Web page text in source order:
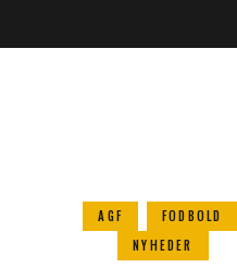
AGF
FODBOLD
NYHEDER